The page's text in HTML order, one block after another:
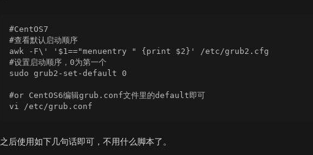
#CentOS7
#查看默认启动顺序
awk -F\' '$1=="menuentry " {print $2}' /etc/grub2.cfg
#设置启动顺序，0为第一个
sudo grub2-set-default 0
#or CentOS6编辑grub.conf文件里的default即可
之后使用如下几句话即可，不用什么脚本了。